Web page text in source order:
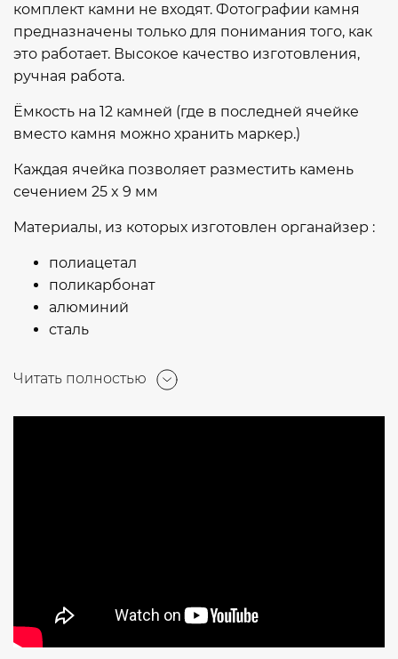
комплект камни не входят. Фотографии камня
предназначены только для понимания того, как
это работает. Высокое качество изготовления,
ручная работа.
Ёмкость на 12 камней (где в последней ячейке
вместо камня можно хранить маркер.)
Каждая ячейка позволяет разместить камень
сечением 25 x 9 мм
Материалы, из которых изготовлен органайзер :
полиацетал
поликарбонат
алюминий
сталь
Читать полностью